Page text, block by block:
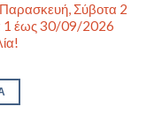
Σύβοτα 2
1 έως 30/09/2026